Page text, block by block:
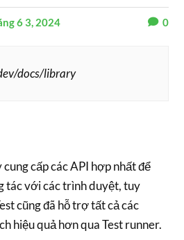
6 3, 2024 0
docs/library
cấp các API hợp nhất để
tác với các trình duyệt, tuy
cũng đã hỗ trợ tất cả các
hiệu quả hơn qua Test runner.